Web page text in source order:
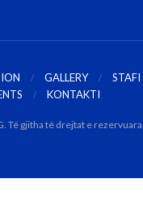
GALLERY
STAFI
KONTAKTI
Të gjitha të drejtat e